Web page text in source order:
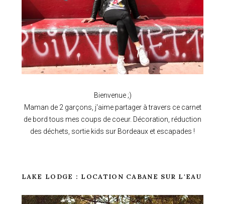
Bienvenue ;)
Maman de 2 garçons, j'aime partager à travers ce carnet
de bord tous mes coups de coeur. Décoration, réduction
des déchets, sortie kids sur Bordeaux et escapades !
LAKE LODGE : LOCATION CABANE SUR L'EAU